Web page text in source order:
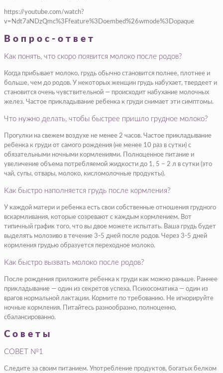
https://youtube.com/watch?
v=Ndt7aNDzQmc%3Ffeature%3Doembed%26wmode%3Dopaque
Вопрос-ответ
Как понять, что скоро появится молоко после родов?
Когда прибывает молоко, грудь обычно становится полнее, плотнее и
больше, чем до родов. У некоторых женщин грудь набухает, твердеет и
становится очень чувствительной — происходит набухание молочных
желез. Частое прикладывание ребенка к груди снимает эти симптомы.
Что нужно делать, чтобы быстрее пришло грудное молоко?
Прогулки на свежем воздухе не менее 2 часов. Частое прикладывание
ребенка к груди от самого рождения (не менее 10 раз в сутки) с
обязательными ночными кормлениями. Полноценное питание и
увеличение объема потребляемой жидкости до 1, 5 – 2 л в сутки (это
чай, супы, отвары, молоко, кисломолочные продукты).
Как быстро наполняется грудь после кормления?
У каждой матери и ребенка есть свои собственные отношения грудного
вскармливания, которые созревают с каждым кормлением. Вот
типичный график того, что вы двое можете испытать. Ваша грудь будет
выделять молозиво в течение 3-5 дней после родов. Через 3-5 дней
кормления грудью образуется переходное молоко.
Как быстро вызвать молоко после родов?
После рождения приложите ребенка к груди как можно раньше. Раннее
прикладывание — один из секретов успеха. Психосоматика — один из
врагов нормальной лактации. Кормите по требованию. Не игнорируйте
ночные кормления. Питайтесь разнообразно, полноценно,
сбалансированно.
Советы
СОВЕТ №1
Следите за своим питанием. Употребление продуктов, богатых белком